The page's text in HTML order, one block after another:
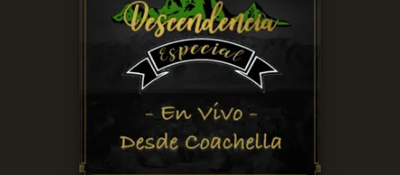
Install Apple Music